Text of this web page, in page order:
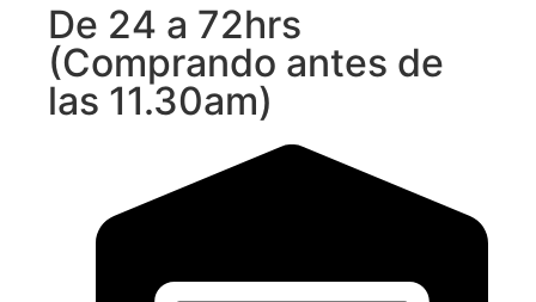
De 24 a 72hrs
(Comprando antes de
las 11.30am)